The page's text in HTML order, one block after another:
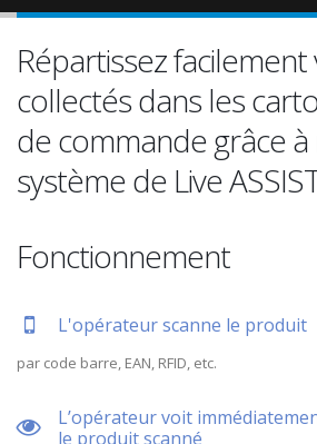
Répartissez
collectés dans les
de commande grâce
système de Live
Fonctionnement
L'opérateur scanne le produit
par code barre, EAN, RFID, etc.
L’opérateur voit
le produit scanné